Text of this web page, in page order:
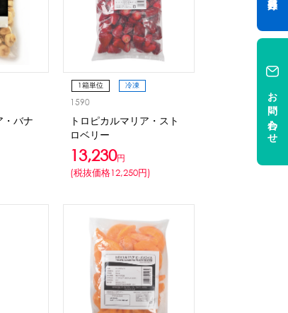
・バナ
1箱単位 冷凍
1590
トロピカルマリア・スト
ロベリー
13,230円
(税抜価格12,250円)
お問い合わせ